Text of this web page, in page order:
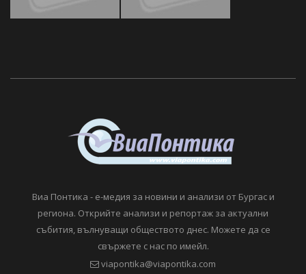
Виа Понтика - е-медия за новини и анализи от Бургас и
региона. Открийте анализи и репортаж за актуални
събития, вълнуващи обществото днес. Можете да се
свържете с нас по имейл.
viapontika@viapontika.com